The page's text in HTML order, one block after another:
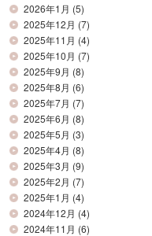
2026年1月 (5)
2025年12月 (7)
2025年11月 (4)
2025年10月 (7)
2025年9月 (8)
2025年8月 (6)
2025年7月 (7)
2025年6月 (8)
2025年5月 (3)
2025年4月 (8)
2025年3月 (9)
2025年2月 (7)
2025年1月 (4)
2024年12月 (4)
2024年11月 (6)